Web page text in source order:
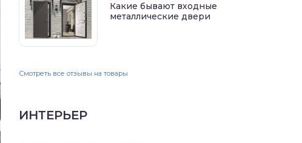
Какие бывают входные
металлические двери
Смотреть все отзывы на товары
ИНТЕРЬЕР